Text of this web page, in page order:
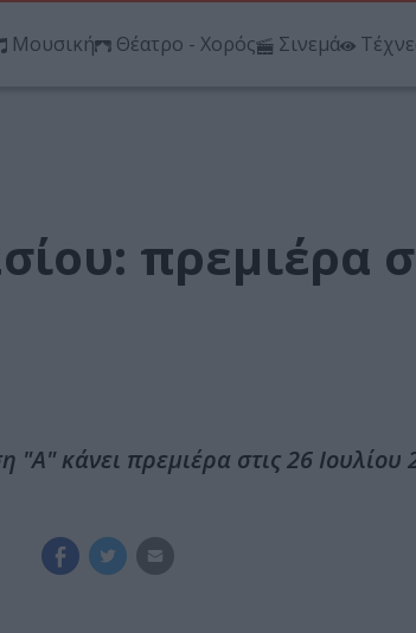
Μουσική Θέατρο - Χορός Σινεμά
πρεμιέρα
κάνει πρεμιέρα στις 26 Ιουλίου